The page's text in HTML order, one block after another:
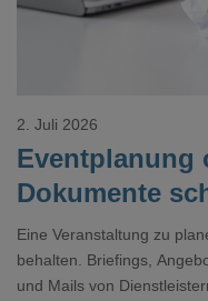
Eventplanung
Dokumente
2. Juli 2026
Eine Veranstaltung zu
behalten. Briefings,
und Mails von